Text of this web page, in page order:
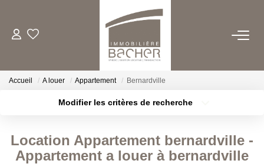
ACHETER
Accueil A louer Appartement Bernardville
Modifier les critères de recherche
Sélectionnez...
Type de bien
Surface min
Location Appartement bernardville -
Appartement a louer à bernardville